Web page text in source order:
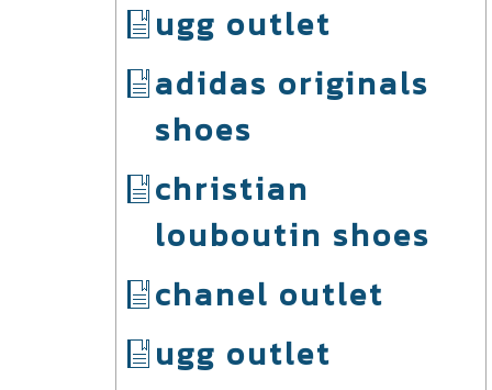
ugg outlet
adidas originals
shoes
christian
louboutin shoes
chanel outlet
ugg outlet